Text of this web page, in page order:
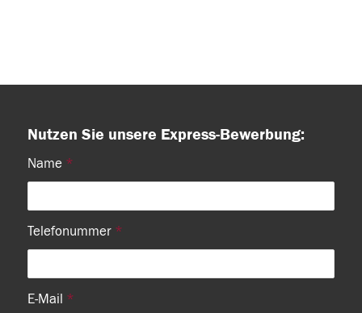
Nutzen Sie unsere Express-Bewerbung:
Name *
Telefonummer *
E-Mail *